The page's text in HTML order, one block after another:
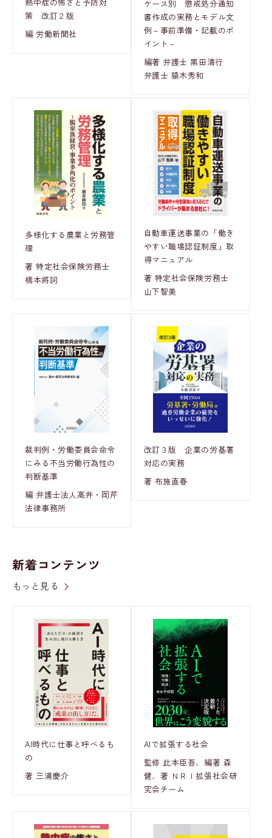
策 改訂２版
編 労働新聞社
ケース別 懲戒処分通知
書作成の実務とモデル文
例－事前準備・記載のポ
イント－
編著 弁護士 黒田清行
弁護士 猿木秀和
多様化する農業と労務管
理
著 特定社会保険労務士
橋本將詞
自動車運送事業の「働き
やすい職場認証制度」取
得マニュアル
著 特定社会保険労務士
山下智美
裁判例・労働委員会命令
にみる不当労働行為性の
判断基準
編 弁護士法人髙井・岡芹
法律事務所
改訂３版 企業の労基署
対応の実務
著 布施直春
新着コンテンツ
もっと見る
AI時代に仕事と呼べるも
の
著 三浦慶介
AIで拡張する社会
監修 此本臣吾、編著 森
健、著 ＮＲＩ拡張社会研
究会チーム